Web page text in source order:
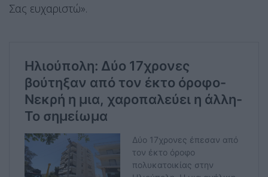
Σας ευχαριστώ».